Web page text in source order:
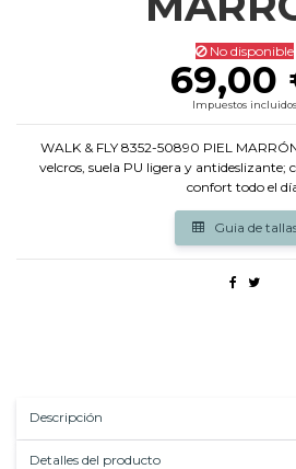
No disponible
69,00
Impuestos incluidos
WALK & FLY 8352-50890 PIEL
velcros, suela PU ligera y antideslizante;
confort todo el
Guia de
Descripción
Detalles del producto